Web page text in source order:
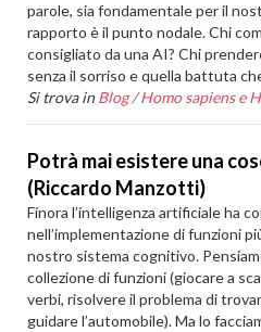
parole, sia fondamentale per il
rapporto è il punto nodale. Chi
consigliato da una AI? Chi
senza il sorriso e quella battuta
Si trova in Blog /Homo sapiens e
Potrà mai esistere una
(Riccardo Manzotti)
Finora l’intelligenza artificiale ha
nell’implementazione di funzioni
nostro sistema cognitivo.
collezione di funzioni (giocare a
verbi, risolvere il problema di
guidare l’automobile). Ma lo